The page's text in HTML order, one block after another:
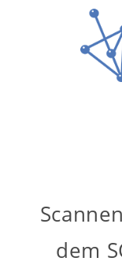
dem